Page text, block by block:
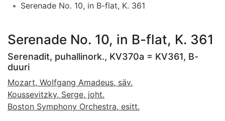
Serenade No. 10, in B-flat, K. 361
Serenade No. 10, in B-flat, K. 361
Serenadit, puhallinork., KV370a = KV361, B-
duuri
Mozart, Wolfgang Amadeus, säv.
Koussevitzky, Serge, joht.
Boston Symphony Orchestra, esitt.